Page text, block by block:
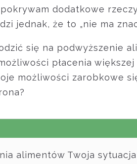
dodatkowe
jednak, że to „nie ma
się na podwyższenie
płacenia
możliwości zarobkowe
alimentów Twoja